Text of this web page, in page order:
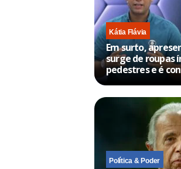
Kátia Flávia
Em surto,
surge de roupas
pedestres e é
Política & Poder